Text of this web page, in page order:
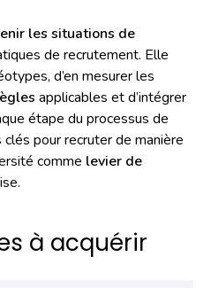
les situations de
de recrutement. Elle
d’en mesurer les
applicables et d’intégrer
étape du processus de
pour recruter de manière
comme levier de
à acquérir